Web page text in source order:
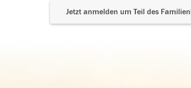
Jetzt anmelden um Teil des